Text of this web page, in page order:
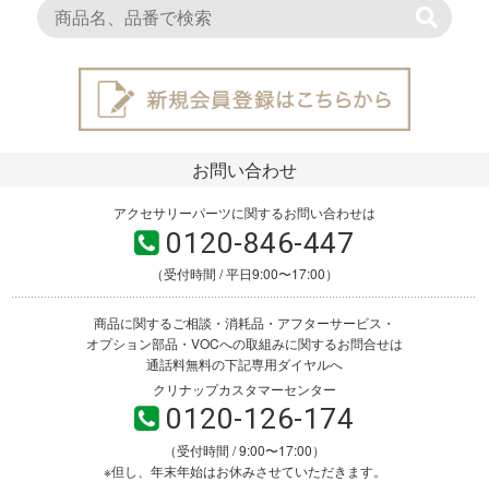
お問い合わせ
アクセサリーパーツに関するお問い合わせは
0120-846-447
（受付時間 / 平日9:00〜17:00）
商品に関するご相談・消耗品・アフターサービス・
オプション部品・VOCへの取組みに関するお問合せは
通話料無料の下記専用ダイヤルへ
クリナップカスタマーセンター
0120-126-174
（受付時間 / 9:00〜17:00）
※但し、年末年始はお休みさせていただきます。